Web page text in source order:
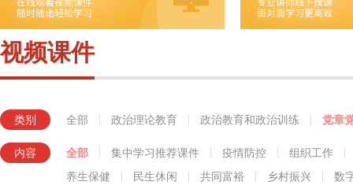
自身建设
组工文件
组工之窗
党章党规党纪教育
革命传统教育
视频课件
类别 全部 政治理论教育 政治教育和政治训练 党章
内容 全部 集中学习推荐课件 疫情防控
组织工作
养生保健
民生休闲 共同富裕 乡村振兴 数